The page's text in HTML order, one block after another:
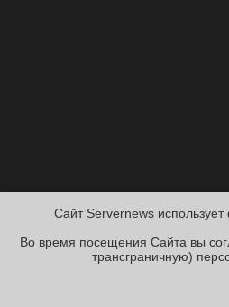
Обзор «малолитражного
Сайт Servernews
Во время посещения Cайта вы
трансграничную)